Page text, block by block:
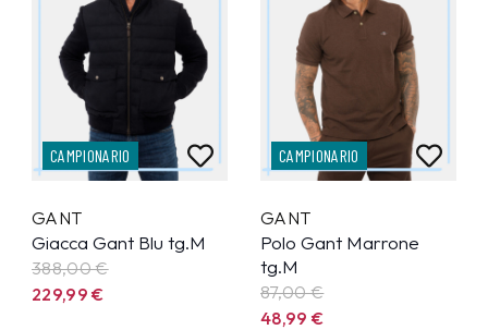
CAMPIONARIO
GANT
Giacca Gant Blu tg.M
388,00 €
229,99€
CAMPIONARIO
GANT
Polo Gant Marrone
tg.M
87,00 €
48,99€